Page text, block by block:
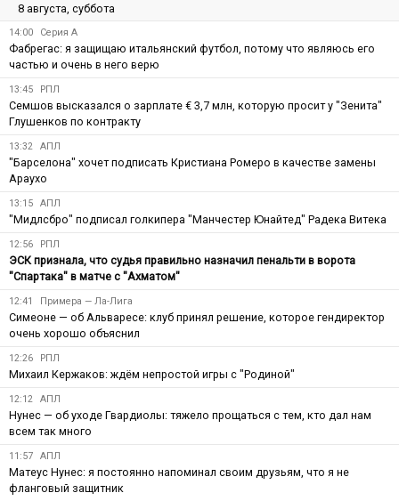
8 августа, суббота
14:00 Серия А
Фабрегас: я защищаю итальянский футбол, потому что являюсь его
частью и очень в него верю
13:45 РПЛ
Семшов высказался о зарплате € 3,7 млн, которую просит у "Зенита"
Глушенков по контракту
13:32 АПЛ
"Барселона" хочет подписать Кристиана Ромеро в качестве замены
Араухо
13:15 АПЛ
"Мидлсбро" подписал голкипера "Манчестер Юнайтед" Радека Витека
12:56 РПЛ
ЭСК признала, что судья правильно назначил пенальти в ворота
"Спартака" в матче с "Ахматом"
12:41 Примера — Ла-Лига
Симеоне — об Альваресе: клуб принял решение, которое гендиректор
очень хорошо объяснил
12:26 РПЛ
Михаил Кержаков: ждём непростой игры с "Родиной"
12:12 АПЛ
Нунес — об уходе Гвардиолы: тяжело прощаться с тем, кто дал нам
всем так много
11:57 АПЛ
Матеус Нунес: я постоянно напоминал своим друзьям, что я не
фланговый защитник